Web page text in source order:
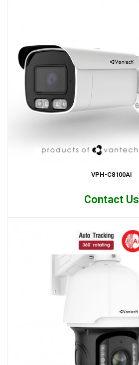
VPH-C8100AI
Contact Us